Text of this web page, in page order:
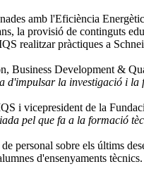
amb l'Eficiència
la provisió de continguts
realitzar pràctiques a
Business Development &
la investigació i
i vicepresident de la
pel que fa a la formació
personal sobre els últims
d'ensenyaments tècnics.